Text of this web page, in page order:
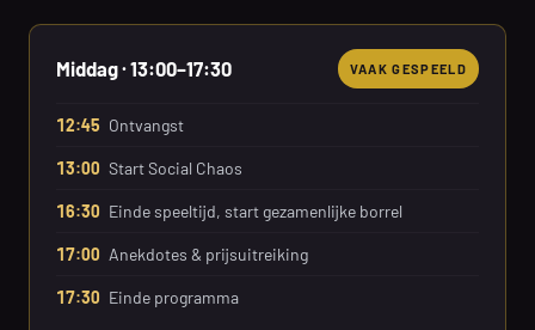
Middag · 13:00–17:30 VAAK GESPEELD
12:45 Ontvangst
13:00 Start Social Chaos
16:30 Einde speeltijd, start gezamenlijke borrel
17:00 Anekdotes & prijsuitreiking
17:30 Einde programma